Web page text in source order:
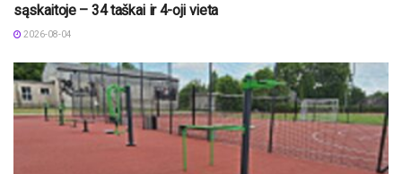
sąskaitoje – 34 taškai ir 4-oji vieta
2026-08-04